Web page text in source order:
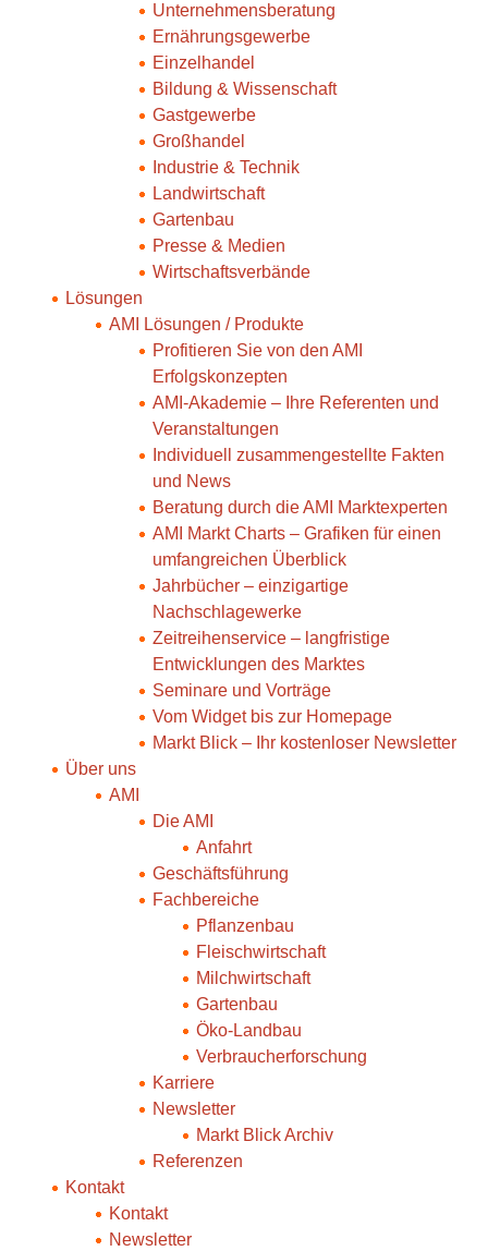
Unternehmensberatung
Ernährungsgewerbe
Einzelhandel
Bildung & Wissenschaft
Gastgewerbe
Großhandel
Industrie & Technik
Landwirtschaft
Gartenbau
Presse & Medien
Wirtschaftsverbände
Lösungen
AMI Lösungen / Produkte
Profitieren Sie von den AMI
Erfolgskonzepten
AMI-Akademie – Ihre Referenten und
Veranstaltungen
Individuell zusammengestellte Fakten
und News
Beratung durch die AMI Marktexperten
AMI Markt Charts – Grafiken für einen
umfangreichen Überblick
Jahrbücher – einzigartige
Nachschlagewerke
Zeitreihenservice – langfristige
Entwicklungen des Marktes
Seminare und Vorträge
Vom Widget bis zur Homepage
Markt Blick – Ihr kostenloser Newsletter
Über uns
AMI
Die AMI
Anfahrt
Geschäftsführung
Fachbereiche
Pflanzenbau
Fleischwirtschaft
Milchwirtschaft
Gartenbau
Öko-Landbau
Verbraucherforschung
Karriere
Newsletter
Markt Blick Archiv
Referenzen
Kontakt
Kontakt
Newsletter